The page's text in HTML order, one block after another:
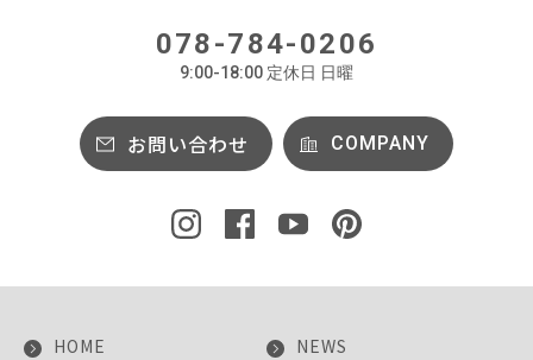
078-784-0206
9:00-18:00 定休日 日曜
お問い合わせ COMPANY
HOME
NEWS